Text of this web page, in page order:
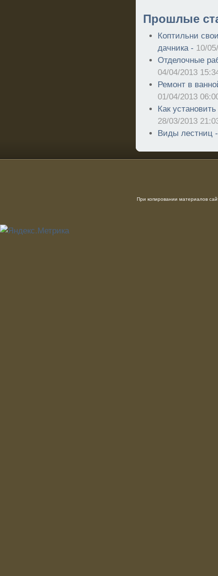
Прошлые
Коптильни
дачника - 10/
Отделочные
04/04/2013
Ремонт в
01/04/2013
Как
28/03/2013
Виды лестниц
При копировании материалов